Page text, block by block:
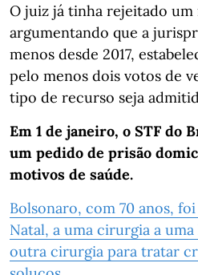
O juiz já tinha rejeitado
argumentando que a
menos desde 2017,
pelo menos dois votos de
tipo de recurso seja
Em 1 de janeiro, o STF do
um pedido de prisão
motivos de saúde.
Bolsonaro, com 70 anos,
Natal, a uma cirurgia a
outra cirurgia para tratar